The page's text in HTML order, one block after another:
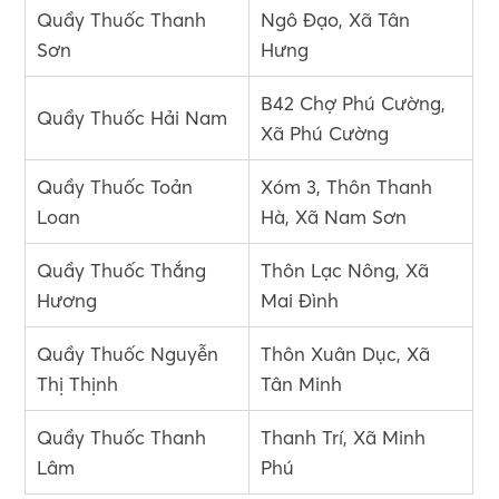
Quầy Thuốc Thanh
Sơn
Ngô Đạo, Xã Tân
Hưng
Quầy Thuốc Hải Nam
B42 Chợ Phú Cường,
Xã Phú Cường
Quầy Thuốc Toản
Loan
Xóm 3, Thôn Thanh
Hà, Xã Nam Sơn
Quầy Thuốc Thắng
Hương
Thôn Lạc Nông, Xã
Mai Đình
Quầy Thuốc Nguyễn
Thị Thịnh
Thôn Xuân Dục, Xã
Tân Minh
Quầy Thuốc Thanh
Lâm
Thanh Trí, Xã Minh
Phú